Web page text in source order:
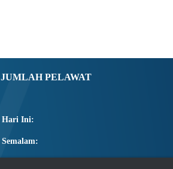
JUMLAH PELAWAT
Hari Ini:
Semalam: